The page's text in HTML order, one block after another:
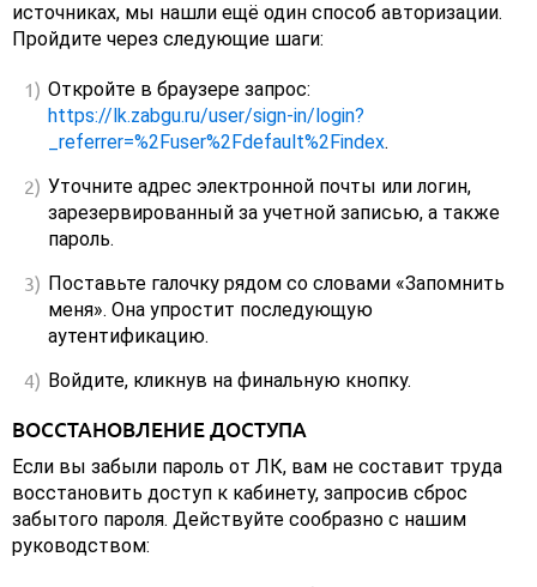
источниках, мы нашли ещё один способ авторизации.
Пройдите через следующие шаги:
Откройте в браузере запрос:
https://lk.zabgu.ru/user/sign-in/login?
_referrer=%2Fuser%2Fdefault%2Findex.
Уточните адрес электронной почты или логин,
зарезервированный за учетной записью, а также
пароль.
Поставьте галочку рядом со словами «Запомнить
меня». Она упростит последующую
аутентификацию.
Войдите, кликнув на финальную кнопку.
ВОССТАНОВЛЕНИЕ ДОСТУПА
Если вы забыли пароль от ЛК, вам не составит труда
восстановить доступ к кабинету, запросив сброс
забытого пароля. Действуйте сообразно с нашим
руководством: